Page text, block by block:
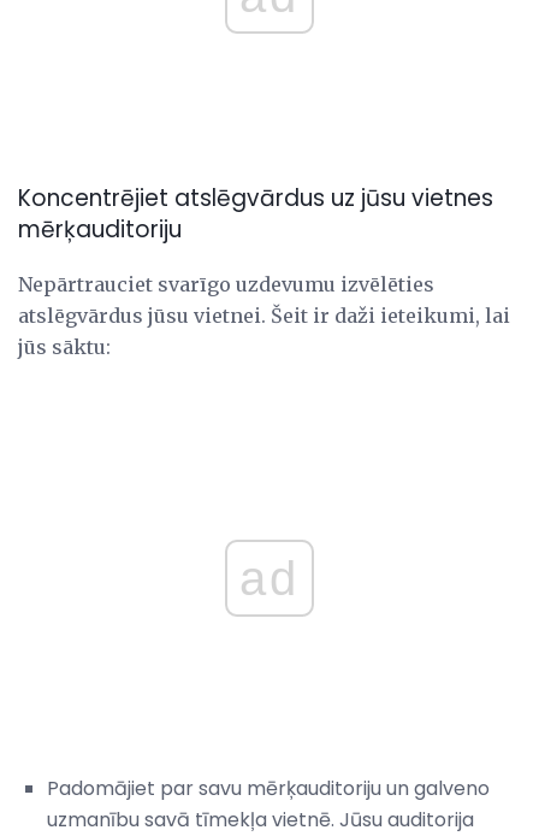
Koncentrējiet atslēgvārdus uz jūsu vietnes
mērķauditoriju
Nepārtrauciet svarīgo uzdevumu izvēlēties
atslēgvārdus jūsu vietnei. Šeit ir daži ieteikumi, lai
jūs sāktu:
ad
Padomājiet par savu mērķauditoriju un galveno
uzmanību savā tīmekļa vietnē. Jūsu auditorija